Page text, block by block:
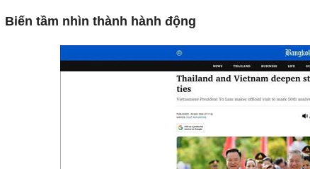
Biến tầm nhìn thành hành động